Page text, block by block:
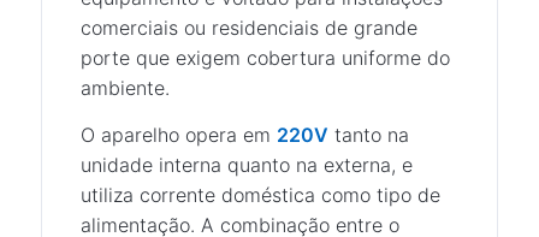
comerciais ou residenciais de grande
porte que exigem cobertura uniforme do
ambiente.
O aparelho opera em 220V tanto na
unidade interna quanto na externa, e
utiliza corrente doméstica como tipo de
alimentação. A combinação entre o